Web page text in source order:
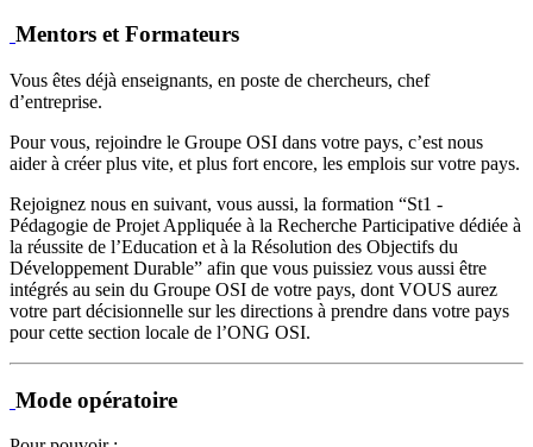
Mentors et Formateurs
Vous êtes déjà enseignants, en poste de chercheurs, chef
d’entreprise.
Pour vous, rejoindre le Groupe OSI dans votre pays, c’est nous
aider à créer plus vite, et plus fort encore, les emplois sur votre pays.
Rejoignez nous en suivant, vous aussi, la formation “St1 -
Pédagogie de Projet Appliquée à la Recherche Participative dédiée à
la réussite de l’Education et à la Résolution des Objectifs du
Développement Durable” afin que vous puissiez vous aussi être
intégrés au sein du Groupe OSI de votre pays, dont VOUS aurez
votre part décisionnelle sur les directions à prendre dans votre pays
pour cette section locale de l’ONG OSI.
Mode opératoire